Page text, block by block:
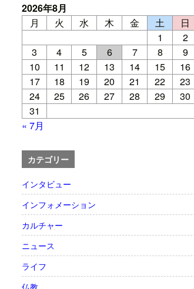
2026年8月
月
火 水 木 金 土
日
1
2
3
4 5 6 7 8
9
10
11 12 13 14 15
16
17
18 19 20 21 22
23
24
25 26 27 28 29
30
31
« 7月
カテゴリー
インタビュー
インフォメーション
カルチャー
ニュース
ライフ
仏教